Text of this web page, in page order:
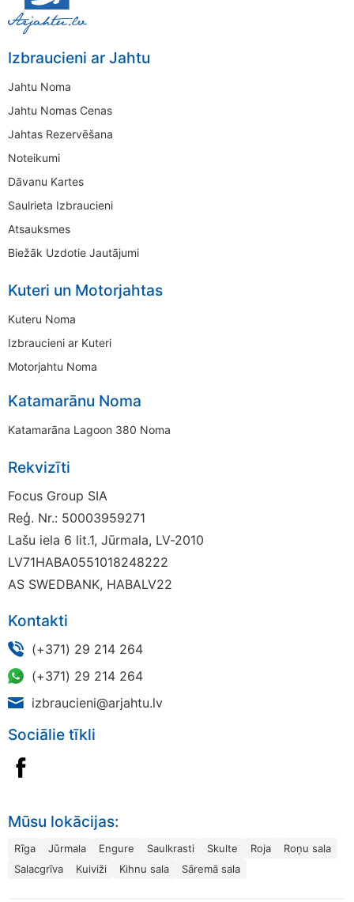
Izbraucieni ar Jahtu
Jahtu Noma
Jahtu Nomas Cenas
Jahtas Rezervēšana
Noteikumi
Dāvanu Kartes
Saulrieta Izbraucieni
Atsauksmes
Biežāk Uzdotie Jautājumi
Kuteri un Motorjahtas
Kuteru Noma
Izbraucieni ar Kuteri
Motorjahtu Noma
Katamarānu Noma
Katamarāna Lagoon 380 Noma
Rekvizīti
Focus Group SIA
Reģ. Nr.: 50003959271
Lašu iela 6 lit.1, Jūrmala, LV-2010
LV71HABA0551018248222
AS SWEDBANK, HABALV22
Kontakti
(+371) 29 214 264
(+371) 29 214 264
izbraucieni@arjahtu.lv
Sociālie tīkli
Mūsu lokācijas:
Rīga Jūrmala Engure Saulkrasti Skulte Roja
Roņu sala
Salacgrīva
Kuiviži Kihnu sala Sāremā sala